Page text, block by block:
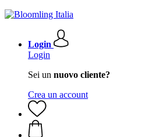
Login
Login
Sei un nuovo cliente?
Crea un account